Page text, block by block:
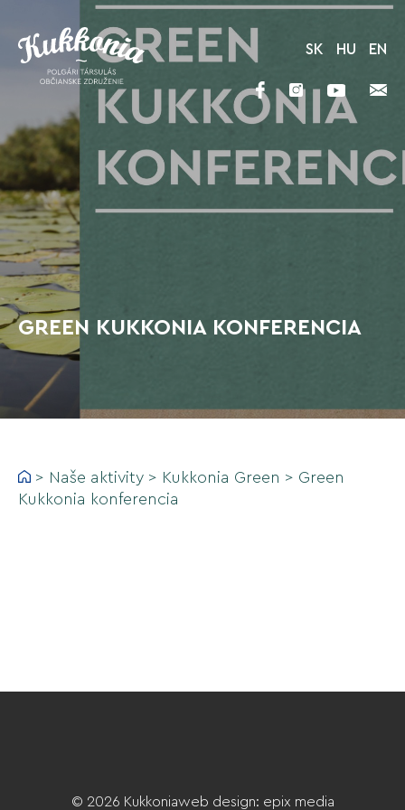
GREEN KUKKONIA KONFERENCIA
SK HU EN
> Naše aktivity > Kukkonia Green > Green
Kukkonia konferencia
© 2026 Kukkoniaweb design: epix media